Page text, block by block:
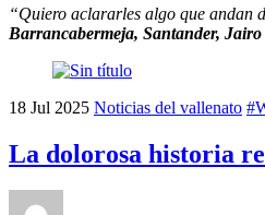
“Quiero aclararles algo que andan
Barrancabermeja, Santander, Jairo
18 Jul 2025 Noticias del vallenato
La dolorosa historia